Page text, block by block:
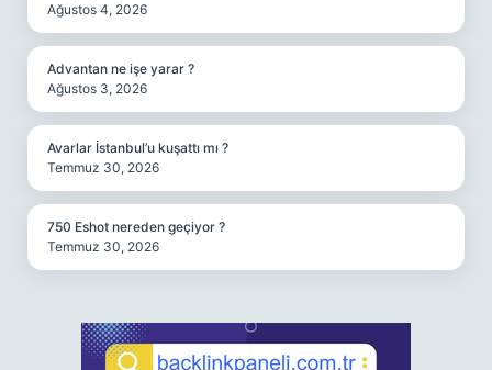
Ağustos 4, 2026
Advantan ne işe yarar ?
Ağustos 3, 2026
Avarlar İstanbul’u kuşattı mı ?
Temmuz 30, 2026
750 Eshot nereden geçiyor ?
Temmuz 30, 2026